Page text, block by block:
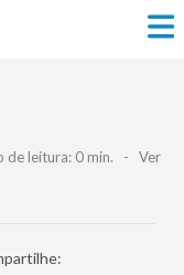
de leitura: 0 min. - Ver